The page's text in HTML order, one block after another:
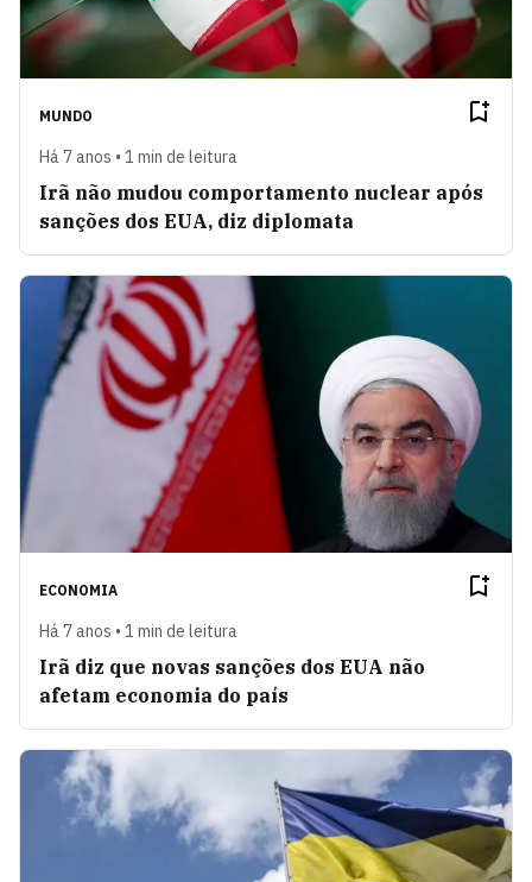
MUNDO
Há 7 anos • 1 min de leitura
Irã não mudou comportamento nuclear após
sanções dos EUA, diz diplomata
ECONOMIA
Há 7 anos • 1 min de leitura
Irã diz que novas sanções dos EUA não
afetam economia do país